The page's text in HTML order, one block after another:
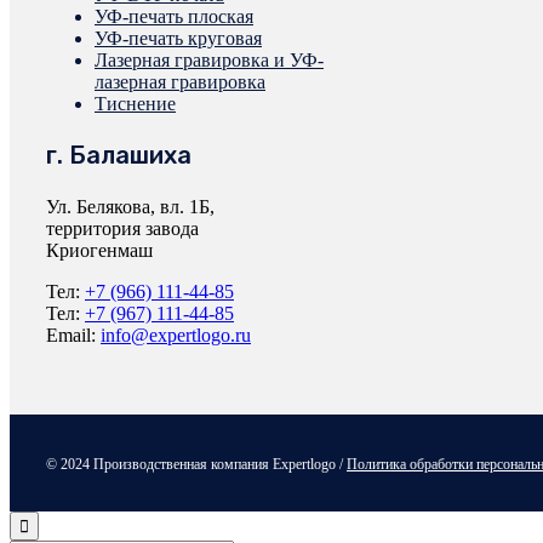
УФ-печать плоская
УФ-печать круговая
Лазерная гравировка и УФ-
лазерная гравировка
Тиснение
г. Балашиха
Ул. Белякова, вл. 1Б,
территория завода
Криогенмаш
Тел: +7 (966) 111-44-85
Тел: +7 (967) 111-44-85
Email: info@expertlogo.ru
© 2024 Производственная компания Expertlogo /Политика обработки
